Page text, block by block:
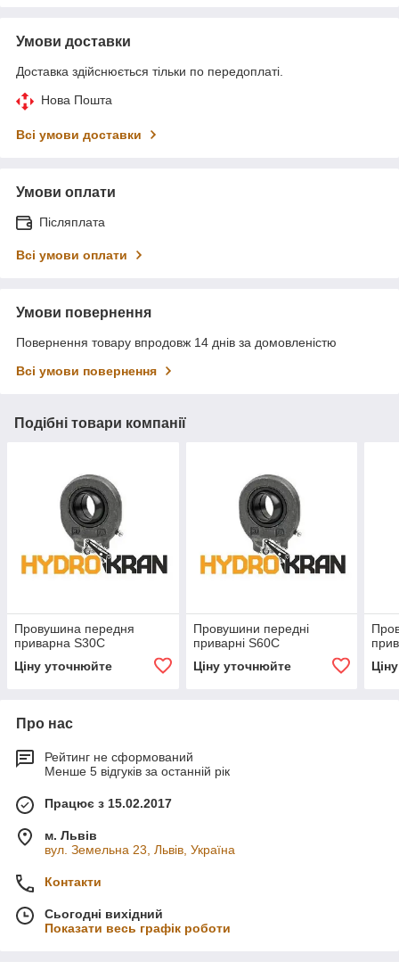
Умови доставки
Доставка здійснюється тільки по передоплаті.
Нова Пошта
Всі умови доставки
Умови оплати
Післяплата
Всі умови оплати
Умови повернення
Повернення товару впродовж 14 днів за домовленістю
Всі умови повернення
Подібні товари компанії
Провушина передня
приварна S30C
Ціну уточнюйте
Провушини передні
приварні S60C
Ціну уточнюйте
Про нас
Рейтинг не сформований
Менше 5 відгуків за останній рік
Працює з 15.02.2017
м. Львів
вул. Земельна 23, Львів, Україна
Контакти
Сьогодні вихідний
Показати весь графік роботи